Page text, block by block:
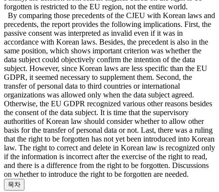
forgotten is restricted to the EU region, not the entire world.
By comparing those precedents of the CJEU with Korean laws and
precedents, the report provides the following implications. First, the
passive consent was interpreted as invalid even if it was in
accordance with Korean laws. Besides, the precedent is also in the
same position, which shows important criterion was whether the
data subject could objectively confirm the intention of the data
subject. However, since Korean laws are less specific than the EU
GDPR, it seemed necessary to supplement them. Second, the
transfer of personal data to third countries or international
organizations was allowed only when the data subject agreed.
Otherwise, the EU GDPR recognized various other reasons besides
the consent of the data subject. It is time that the supervisory
authorities of Korean law should consider whether to allow other
basis for the transfer of personal data or not. Last, there was a ruling
that the right to be forgotten has not yet been introduced into Korean
law. The right to correct and delete in Korean law is recognized only
if the information is incorrect after the exercise of the right to read,
and there is a difference from the right to be forgotten. Discussions
on whether to introduce the right to be forgotten are needed.
목차